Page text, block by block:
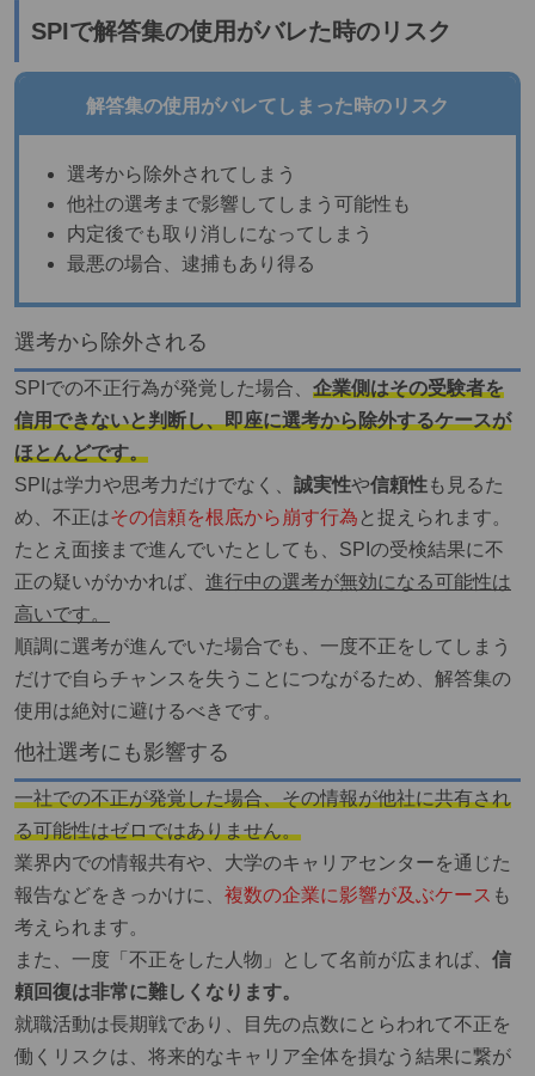
SPIで解答集の使用がバレた時のリスク
解答集の使用がバレてしまった時のリスク
選考から除外されてしまう
他社の選考まで影響してしまう可能性も
内定後でも取り消しになってしまう
最悪の場合、逮捕もあり得る
選考から除外される
SPIでの不正行為が発覚した場合、 企業側はその受験者を
信用できないと判断し、即座に選考から除外するケースが
ほとんどです。
SPIは学力や思考力だけでなく、 誠実性や信頼性も見るた
め、不正はその信頼を根底から崩す行為 と捉えられます。
たとえ面接まで進んでいたとしても、SPIの受検結果に不
正の疑いがかかれば、 進行中の選考が無効になる可能性は
高いです。
順調に選考が進んでいた場合でも、一度不正をしてしまう
だけで自らチャンスを失うことにつながるため、解答集の
使用は絶対に避けるべきです。
他社選考にも影響する
一社での不正が発覚した場合、その情報が他社に共有され
る可能性はゼロではありません。
業界内での情報共有や、大学のキャリアセンターを通じた
報告などをきっかけに、 複数の企業に影響が及ぶケース も
考えられます。
また、一度「不正をした人物」として名前が広まれば、 信
頼回復は非常に難しくなります。
就職活動は長期戦であり、目先の点数にとらわれて不正を
働くリスクは、将来的なキャリア全体を損なう結果に繋が